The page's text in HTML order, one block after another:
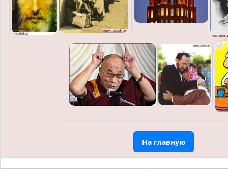
На главную